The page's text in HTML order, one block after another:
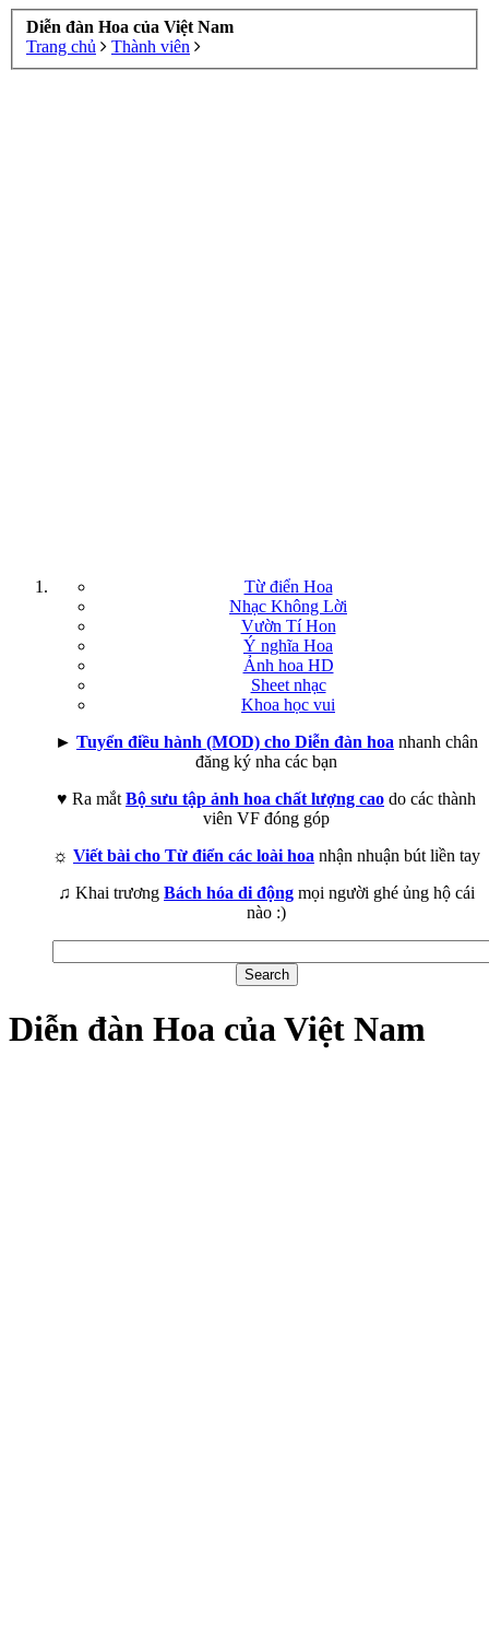
Diễn đàn Hoa của Việt Nam
Trang chủ
Thành viên
Từ điển Hoa
Nhạc Không Lời
Vườn Tí Hon
Ý nghĩa Hoa
Ảnh hoa HD
Sheet nhạc
Khoa học vui
► Tuyển điều hành (MOD) cho Diễn đàn hoa nhanh chân
đăng ký nha các bạn
♥ Ra mắt Bộ sưu tập ảnh hoa chất lượng cao do các thành
viên VF đóng góp
☼ Viết bài cho Từ điển các loài hoa nhận nhuận bút liền tay
♫ Khai trương Bách hóa di động mọi người ghé ủng hộ cái
nào :)
Diễn đàn Hoa của Việt Nam